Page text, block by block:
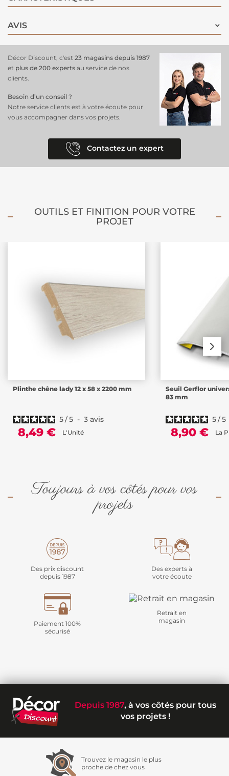
revêtement de sol.
AVIS
Décor Discount, c'est 23 magasins depuis 1987
et plus de 200 experts au service de nos
clients.
Besoin d’un conseil ?
Notre service clients est à votre écoute pour
vous accompagner dans vos projets.
Contactez un expert
OUTILS ET FINITION POUR VOTRE
PROJET
Plinthe chêne lady 12 x 58 x 2200 mm
5/5 - 3 avis
8,49 € L'Unité
Seuil Gerflor
83 mm
5/5
8,90 € La
Toujours à vos côtés pour vos
projets
Des prix discount
depuis 1987
Des experts à
votre écoute
Paiement 100%
sécurisé
Retrait en
magasin
Depuis 1987, à vos côtés pour tous
vos projets !
Trouvez le magasin le plus
proche de chez vous